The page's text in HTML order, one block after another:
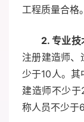
工程质量合格。
2. 专业技
注册建造师、
少于10人。
建造师不少
称人员不少于